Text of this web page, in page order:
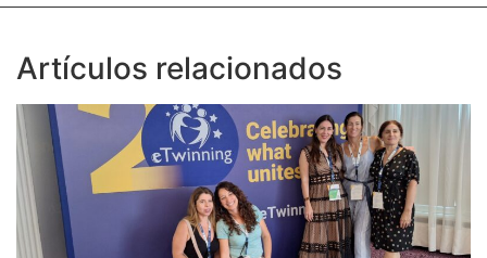
Artículos relacionados